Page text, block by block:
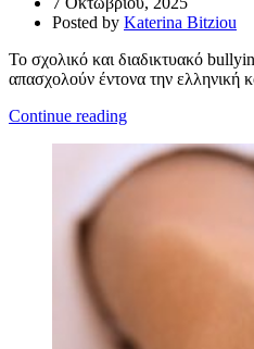
Posted by Katerina Bitziou
Το σχολικό και διαδικτυακό
απασχολούν έντονα την ελληνική
Continue reading